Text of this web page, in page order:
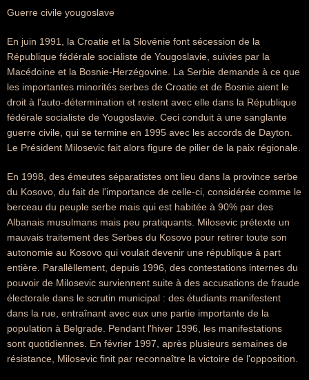
Guerre civile yougoslave
En juin 1991, la Croatie et la Slovénie font sécession de la
République fédérale socialiste de Yougoslavie, suivies par la
Macédoine et la Bosnie-Herzégovine. La Serbie demande à ce que
les importantes minorités serbes de Croatie et de Bosnie aient le
droit à l'auto-détermination et restent avec elle dans la République
fédérale socialiste de Yougoslavie. Ceci conduit à une sanglante
guerre civile, qui se termine en 1995 avec les accords de Dayton.
Le Président Milosevic fait alors figure de pilier de la paix régionale.
En 1998, des émeutes séparatistes ont lieu dans la province serbe
du Kosovo, du fait de l'importance de celle-ci, considérée comme le
berceau du peuple serbe mais qui est habitée à 90% par des
Albanais musulmans mais peu pratiquants. Milosevic prétexte un
mauvais traitement des Serbes du Kosovo pour retirer toute son
autonomie au Kosovo qui voulait devenir une république à part
entière. Parallèllement, depuis 1996, des contestations internes du
pouvoir de Milosevic surviennent suite à des accusations de fraude
électorale dans le scrutin municipal : des étudiants manifestent
dans la rue, entraînant avec eux une partie importante de la
population à Belgrade. Pendant l'hiver 1996, les manifestations
sont quotidiennes. En février 1997, après plusieurs semaines de
résistance, Milosevic finit par reconnaître la victoire de l'opposition.